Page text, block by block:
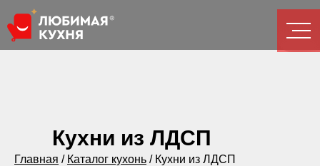
Кухни из ЛДСП
Главная / Каталог кухонь / Кухни из ЛДСП